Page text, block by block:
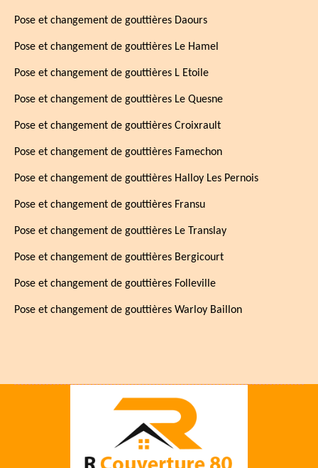
Pose et changement de gouttières Daours
Pose et changement de gouttières Le Hamel
Pose et changement de gouttières L Etoile
Pose et changement de gouttières Le Quesne
Pose et changement de gouttières Croixrault
Pose et changement de gouttières Famechon
Pose et changement de gouttières Halloy Les Pernois
Pose et changement de gouttières Fransu
Pose et changement de gouttières Le Translay
Pose et changement de gouttières Bergicourt
Pose et changement de gouttières Folleville
Pose et changement de gouttières Warloy Baillon